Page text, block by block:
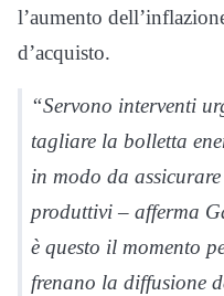
l’aumento
d’acquisto.
“Servono interventi
tagliare la bolletta
in modo da
produttivi – afferma
è questo il momento
frenano la diffusione